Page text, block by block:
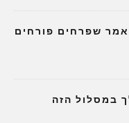
אמר שפרחים פורחים
במסלול הזה